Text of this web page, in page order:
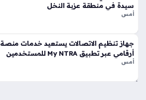
طر
ق
احت
ية
لح
ة
سيدة في منطقة عزبة النخل
أمس
جهاز تنظيم الاتصالات يستعيد خدمات منصة
أرقامي عبر تطبيق My NTRA للمستخدمين
أمس